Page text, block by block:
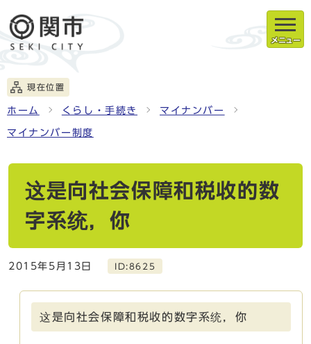
メニュー
現在位置
ホーム くらし・手続き マイナンバー
マイナンバー制度
这是向社会保障和税收的数
字系统，你
2015年5月13日 ID:8625
这是向社会保障和税收的数字系统，你